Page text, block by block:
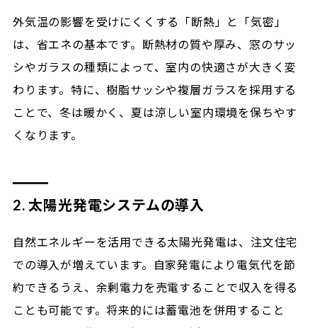
外気温の影響を受けにくくする「断熱」と「気密」
は、省エネの基本です。断熱材の質や厚み、窓のサッ
シやガラスの種類によって、室内の快適さが大きく変
わります。特に、樹脂サッシや複層ガラスを採用する
ことで、冬は暖かく、夏は涼しい室内環境を保ちやす
くなります。
2. 太陽光発電システムの導入
自然エネルギーを活用できる太陽光発電は、注文住宅
での導入が増えています。自家発電により電気代を節
約できるうえ、余剰電力を売電することで収入を得る
ことも可能です。将来的には蓄電池を併用すること